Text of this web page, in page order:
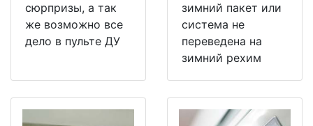
сюрпризы, а так
же возможно все
дело в пульте ДУ
зимний пакет или
система не
переведена на
зимний рехим